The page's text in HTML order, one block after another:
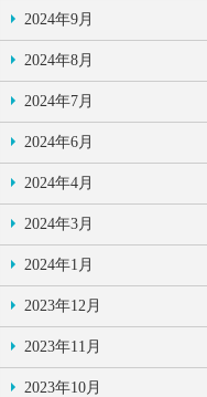
2024年9月
2024年8月
2024年7月
2024年6月
2024年4月
2024年3月
2024年1月
2023年12月
2023年11月
2023年10月